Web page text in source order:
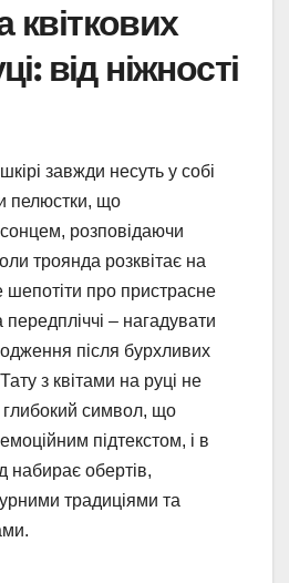
квіткових
від ніжності
завжди несуть у собі
пелюстки, що
розповідаючи
троянда розквітає на
шепотіти про пристрасне
– нагадувати
після бурхливих
з квітами на руці не
глибокий символ, що
підтекстом, і в
набирає обертів,
традиціями та